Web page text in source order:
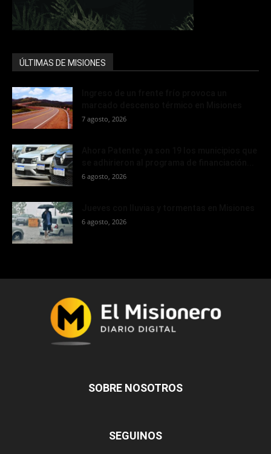
ÚLTIMAS DE MISIONES
7 agosto, 2026
6 agosto, 2026
6 agosto, 2026
SOBRE NOSOTROS
SEGUINOS